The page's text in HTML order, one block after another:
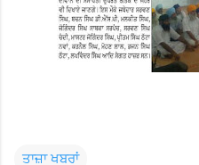
ਤਾਜ਼ਾ ਖਬਰਾਂ